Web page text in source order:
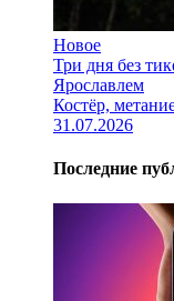
Новое
Три дня без
Ярославлем
Костёр,
31.07.2026
Последние